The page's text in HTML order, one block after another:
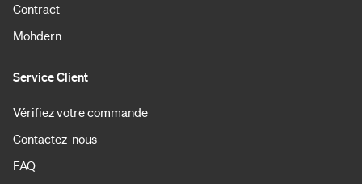
Contract
Mohdern
Service Client
Vérifiez votre commande
Contactez-nous
FAQ